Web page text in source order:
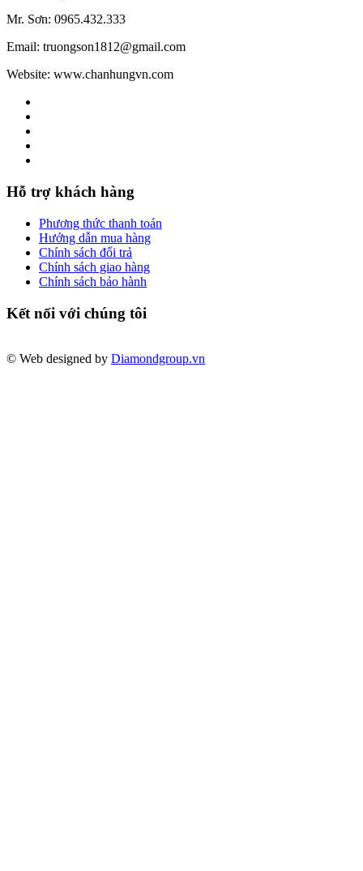
Mr. Sơn: 0965.432.333
Email: truongson1812@gmail.com
Website: www.chanhungvn.com
Hỗ trợ khách hàng
Phương thức thanh toán
Hướng dẫn mua hàng
Chính sách đổi trả
Chính sách giao hàng
Chính sách bảo hành
Kết nối với chúng tôi
© Web designed by Diamondgroup.vn